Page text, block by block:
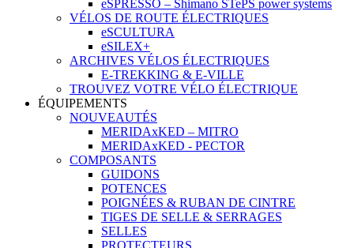
eSPRESSO – Shimano STePS power systems
VÉLOS DE ROUTE ÉLECTRIQUES
eSCULTURA
eSILEX+
ARCHIVES VÉLOS ÉLECTRIQUES
E-TREKKING & E-VILLE
TROUVEZ VOTRE VÉLO ÉLECTRIQUE
ÉQUIPEMENTS
NOUVEAUTÉS
MERIDAxKED – MITRO
MERIDAxKED - PECTOR
COMPOSANTS
GUIDONS
POTENCES
POIGNÉES & RUBAN DE CINTRE
TIGES DE SELLE & SERRAGES
SELLES
PROTECTEURS